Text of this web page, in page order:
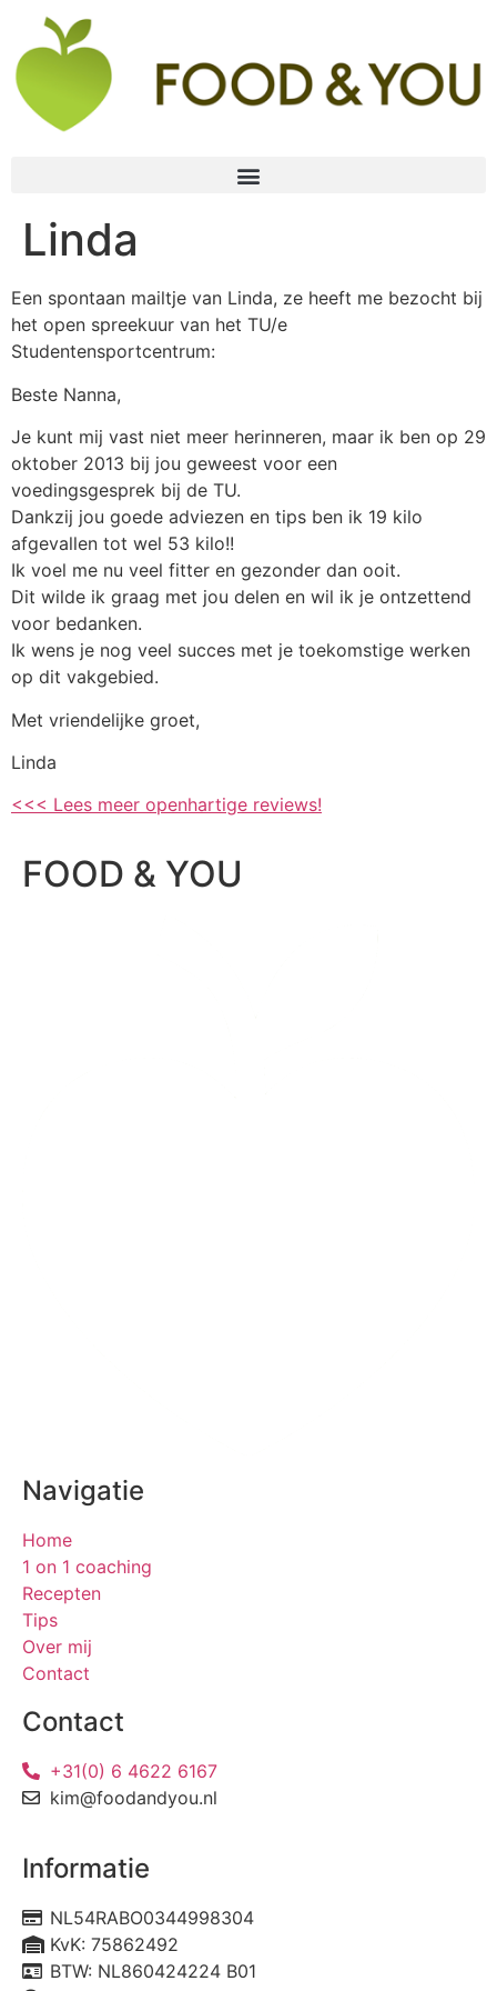
Linda
Een spontaan mailtje van Linda, ze heeft me bezocht bij
het open spreekuur van het TU/e
Studentensportcentrum:
Beste Nanna,
Je kunt mij vast niet meer herinneren, maar ik ben op 29
oktober 2013 bij jou geweest voor een
voedingsgesprek bij de TU.
Dankzij jou goede adviezen en tips ben ik 19 kilo
afgevallen tot wel 53 kilo!!
Ik voel me nu veel fitter en gezonder dan ooit.
Dit wilde ik graag met jou delen en wil ik je ontzettend
voor bedanken.
Ik wens je nog veel succes met je toekomstige werken
op dit vakgebied.
Met vriendelijke groet,
Linda
<<< Lees meer openhartige reviews!
FOOD & YOU
Navigatie
Home
1 on 1 coaching
Recepten
Tips
Over mij
Contact
Contact
+31(0) 6 4622 6167
kim@foodandyou.nl
Informatie
NL54RABO0344998304
KvK: 75862492
BTW: NL860424224 B01